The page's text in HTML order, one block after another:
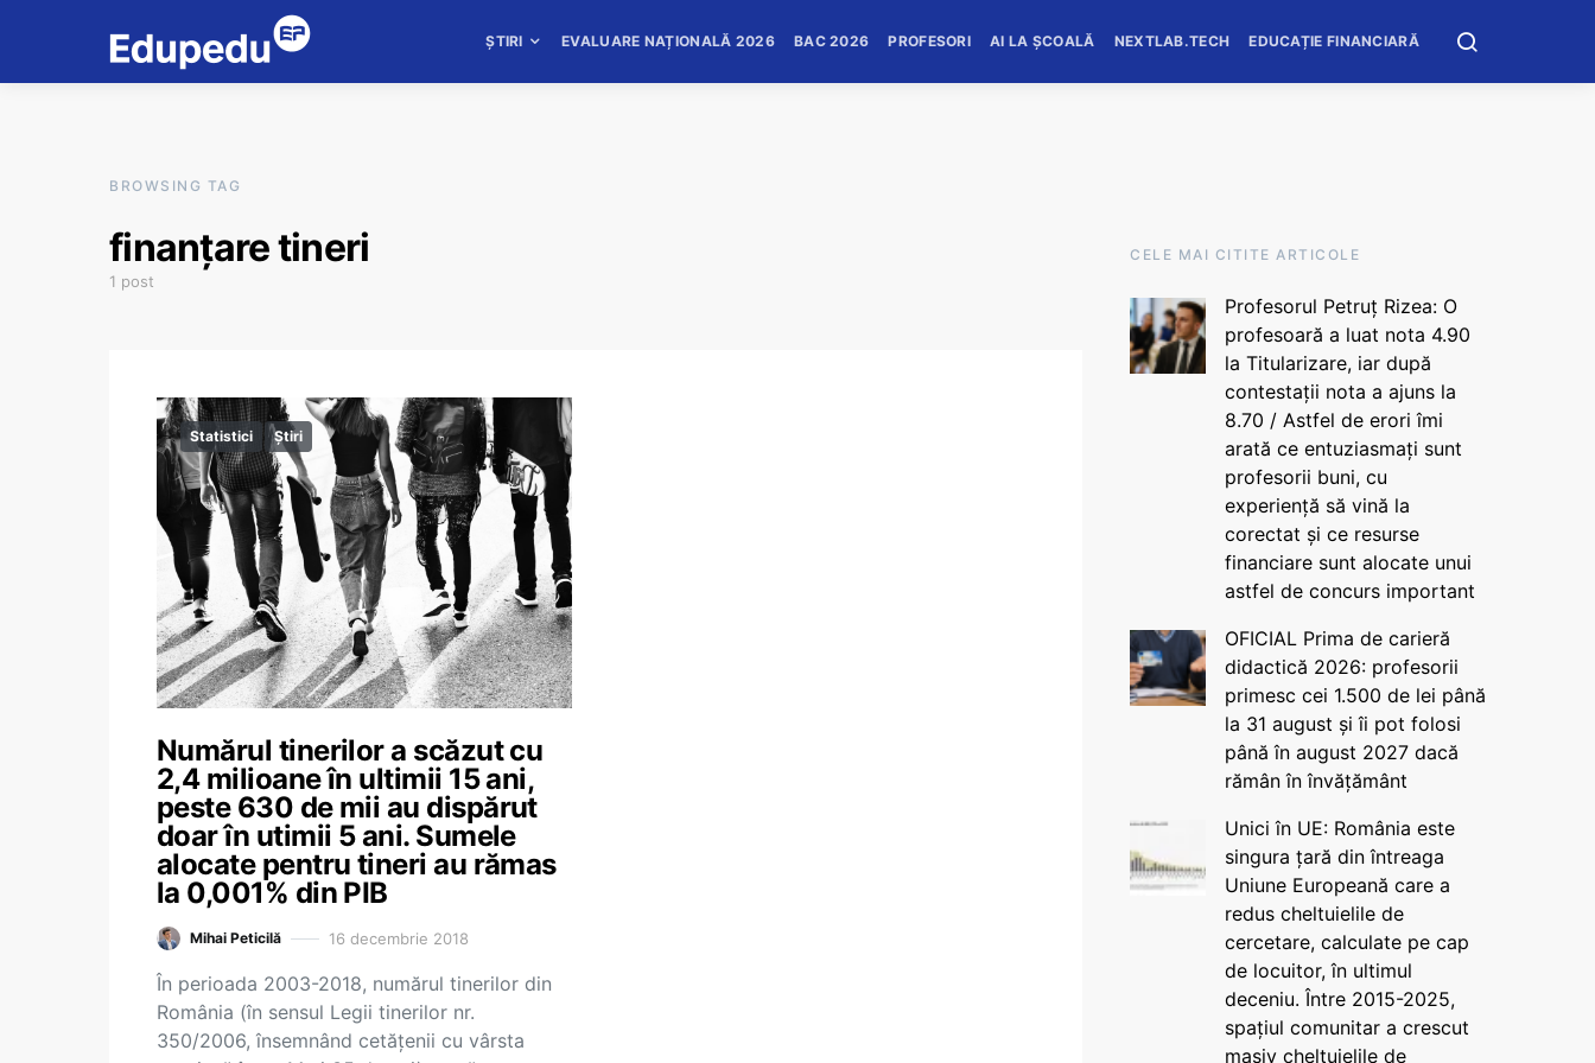
ȘTIRI EVALUARE NAȚIONALĂ 2026 BAC 2026 PROFESORI AI LA ȘCOALĂ NEXTLAB.TECH EDUCAȚIE FINANCIARĂ
BROWSING TAG
finanțare tineri
1 post
Statistici Știri
Numărul tinerilor a scăzut cu
2,4 milioane în ultimii 15 ani,
peste 630 de mii au dispărut
doar în utimii 5 ani. Sumele
alocate pentru tineri au rămas
la 0,001% din PIB
Mihai Peticilă 16 decembrie 2018
În perioada 2003-2018, numărul tinerilor din
România (în sensul Legii tinerilor nr.
350/2006, însemnând cetățenii cu vârsta
CELE MAI CITITE ARTICOLE
Profesorul Petruț Rizea: O
profesoară a luat nota 4.90
la Titularizare, iar după
contestații nota a ajuns la
8.70 / Astfel de erori îmi
arată ce entuziasmați sunt
profesorii buni, cu
experiență să vină la
corectat și ce resurse
financiare sunt alocate unui
astfel de concurs important
OFICIAL Prima de carieră
didactică 2026: profesorii
primesc cei 1.500 de lei până
la 31 august și îi pot folosi
până în august 2027 dacă
rămân în învățământ
Unici în UE: România este
singura țară din întreaga
Uniune Europeană care a
redus cheltuielile de
cercetare, calculate pe cap
de locuitor, în ultimul
deceniu. Între 2015-2025,
spațiul comunitar a crescut
masiv cheltuielile de